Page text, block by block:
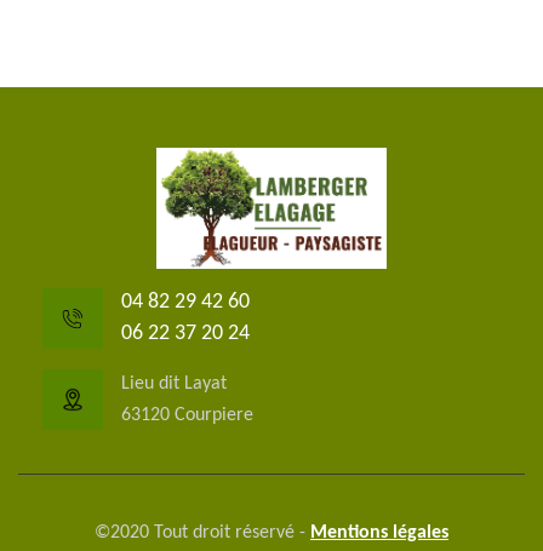
04 82 29 42 60
06 22 37 20 24
Lieu dit Layat
63120 Courpiere
©2020 Tout droit réservé - Mentions légales